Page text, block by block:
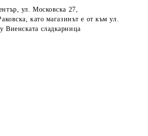
ул. Московска 27,
като магазинът е от към ул.
Виенската сладкарница